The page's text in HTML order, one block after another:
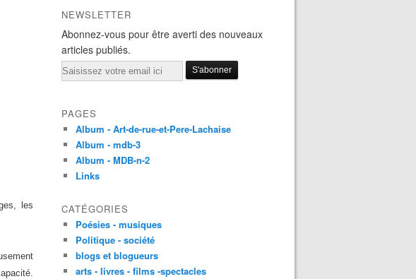
les
NEWSLETTER
Abonnez-vous pour être averti des nouveaux
articles publiés.
Email
PAGES
Album - Art-de-rue-et-Pere-Lachaise
Album - mdb-3
Album - MDB-n-2
Links
CATÉGORIES
Poésies - musiques
Politique - société
blogs et blogueurs
arts - livres - films -spectacles